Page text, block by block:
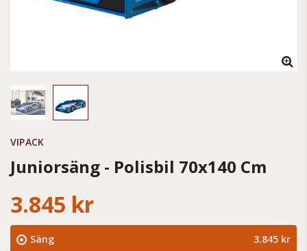
VIPACK
Juniorsäng - Polisbil 70x140 Cm
3.845 kr
Säng 3.845 kr